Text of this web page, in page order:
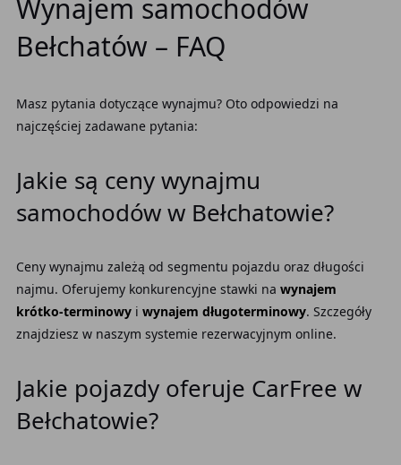
Wynajem samochodów
Bełchatów – FAQ
Masz pytania dotyczące wynajmu? Oto odpowiedzi na
najczęściej zadawane pytania:
Jakie są ceny wynajmu
samochodów w Bełchatowie?
Ceny wynajmu zależą od segmentu pojazdu oraz długości
najmu. Oferujemy konkurencyjne stawki na wynajem
krótko-terminowyi wynajem długoterminowy. Szczegóły
znajdziesz w naszym systemie rezerwacyjnym online.
Jakie pojazdy oferuje CarFree w
Bełchatowie?